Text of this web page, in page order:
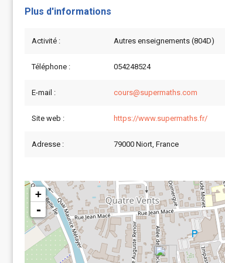
Plus d'informations
Activité : Autres enseignements (804D)
Téléphone : 054248524
E-mail : cours@supermaths.com
Site web : https://www.supermaths.fr/
Adresse : 79000 Niort, France
+
-